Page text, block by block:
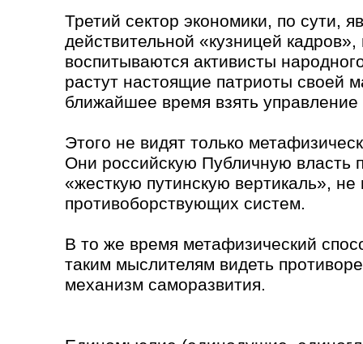
Третий сектор экономики, по сути,
действительной «кузницей
воспитываются активисты
растут настоящие патриоты своей
ближайшее время взять
Этого не видят только
Они российскую Публичную власть
«жесткую путинскую вертикаль», не
противоборствующих систем.
В то же время метафизический
таким мыслителям видеть
механизм саморазвития.